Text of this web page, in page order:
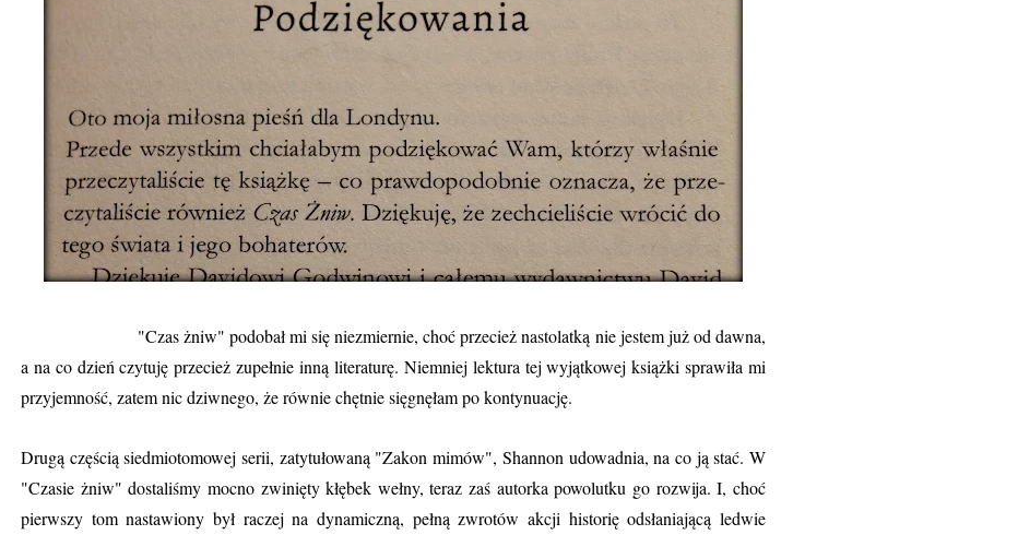
"Czas żniw" podobał mi się niezmiernie, choć przecież nastolatką nie jestem już od dawna,
a na co dzień czytuję przecież zupełnie inną literaturę. Niemniej lektura tej wyjątkowej książki sprawiła mi
przyjemność, zatem nic dziwnego, że równie chętnie sięgnęłam po kontynuację.
Drugą częścią siedmiotomowej serii, zatytułowaną "Zakon mimów", Shannon udowadnia, na co ją stać. W
"Czasie żniw" dostaliśmy mocno zwinięty kłębek wełny, teraz zaś autorka powolutku go rozwija. I, choć
pierwszy tom nastawiony był raczej na dynamiczną, pełną zwrotów akcji historię odsłaniającą ledwie